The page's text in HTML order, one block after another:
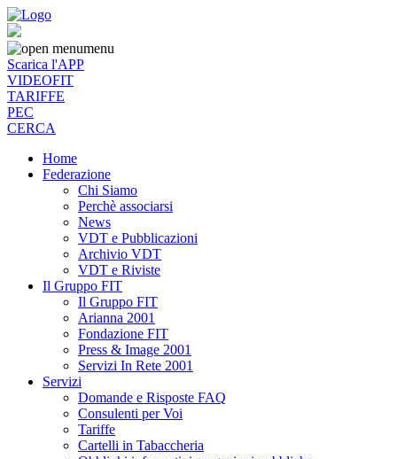
menu
Scarica l'APP
VIDEOFIT
TARIFFE
PEC
CERCA
Home
Federazione
Chi Siamo
Perchè associarsi
News
VDT e Pubblicazioni
Archivio VDT
VDT e Riviste
Il Gruppo FIT
Il Gruppo FIT
Arianna 2001
Fondazione FIT
Press & Image 2001
Servizi In Rete 2001
Servizi
Domande e Risposte FAQ
Consulenti per Voi
Tariffe
Cartelli in Tabaccheria